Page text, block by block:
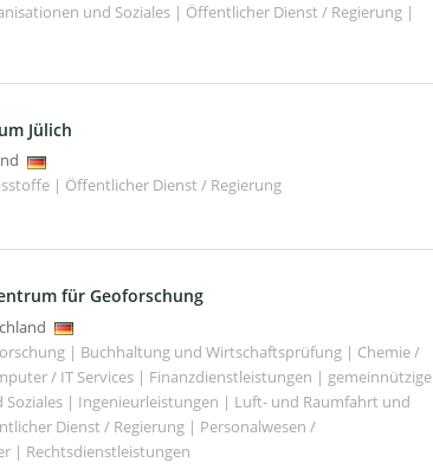
und Soziales | Öffentlicher Dienst / Regierung |
Jülich
| Öffentlicher Dienst / Regierung
für Geoforschung
| Buchhaltung und Wirtschaftsprüfung | Chemie /
/ IT Services | Finanzdienstleistungen | gemeinnützige
Soziales | Ingenieurleistungen | Luft- und Raumfahrt und
Dienst / Regierung | Personalwesen /
| Rechtsdienstleistungen